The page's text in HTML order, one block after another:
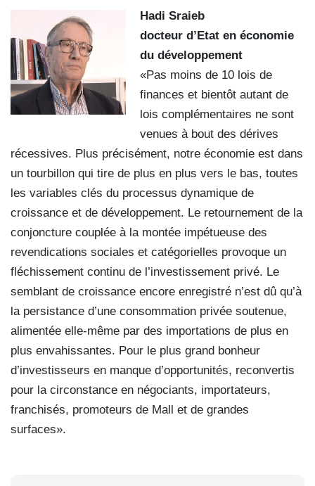
Hadi Sraieb
docteur d’Etat en économie
du développement
«Pas moins de 10 lois de
finances et bientôt autant de
lois complémentaires ne sont
venues à bout des dérives
récessives. Plus précisément, notre économie est dans
un tourbillon qui tire de plus en plus vers le bas, toutes
les variables clés du processus dynamique de
croissance et de développement. Le retournement de la
conjoncture couplée à la montée impétueuse des
revendications sociales et catégorielles provoque un
fléchissement continu de l’investissement privé. Le
semblant de croissance encore enregistré n’est dû qu’à
la persistance d’une consommation privée soutenue,
alimentée elle-même par des importations de plus en
plus envahissantes. Pour le plus grand bonheur
d’investisseurs en manque d’opportunités, reconvertis
pour la circonstance en négociants, importateurs,
franchisés, promoteurs de Mall et de grandes
surfaces».